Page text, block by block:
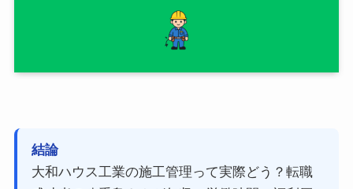
結論
大和ハウス工業の施工管理って実際どう？転職